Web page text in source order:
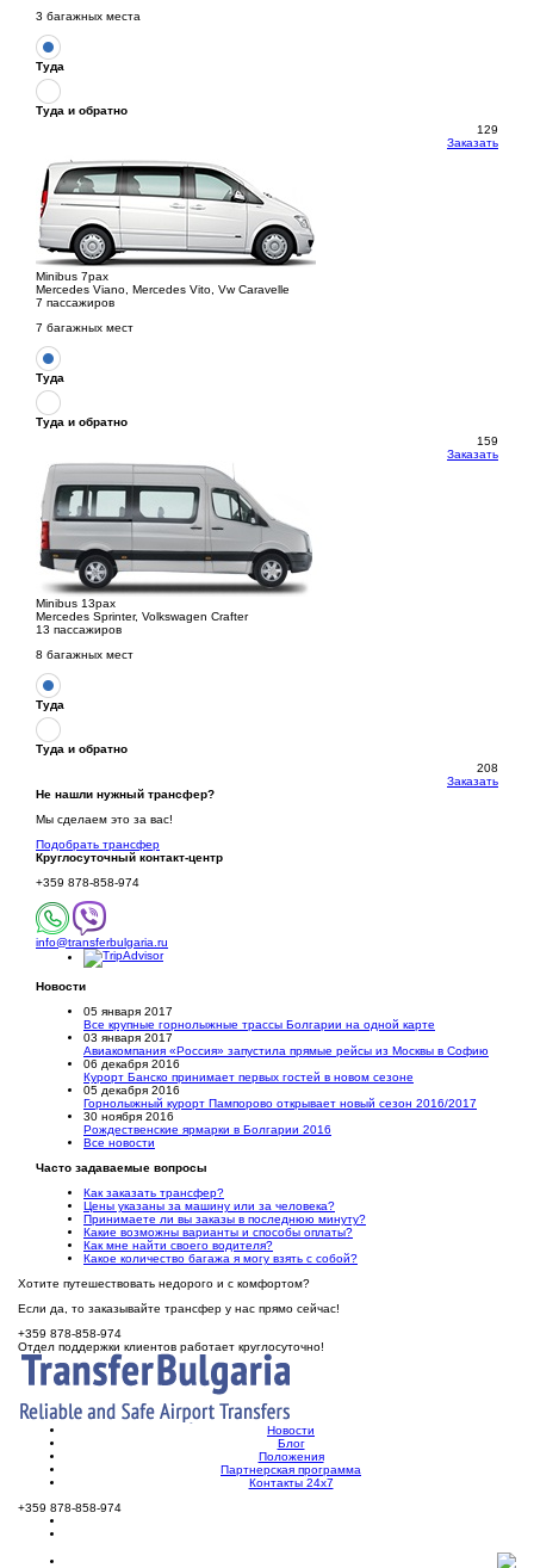
3 багажных места
Туда
Туда и обратно
129
Заказать
Minibus 7pax
Mercedes Viano, Mercedes Vito, Vw Caravelle
7 пассажиров
7 багажных мест
Туда
Туда и обратно
159
Заказать
Minibus 13pax
Mercedes Sprinter, Volkswagen Crafter
13 пассажиров
8 багажных мест
Туда
Туда и обратно
208
Заказать
Не нашли нужный трансфер?
Мы сделаем это за вас!
Подобрать трансфер
Круглосуточный контакт-центр
+359 878-858-974
info@transferbulgaria.ru
Новости
05 января 2017
Все крупные горнолыжные трассы Болгарии на одной карте
03 января 2017
Авиакомпания «Россия» запустила прямые рейсы из Москвы в Софию
06 декабря 2016
Курорт Банско принимает первых гостей в новом сезоне
05 декабря 2016
Горнолыжный курорт Пампорово открывает новый сезон 2016/2017
30 ноября 2016
Рождественские ярмарки в Болгарии 2016
Все новости
Часто задаваемые вопросы
Как заказать трансфер?
Цены указаны за машину или за человека?
Принимаете ли вы заказы в последнюю минуту?
Какие возможны варианты и способы оплаты?
Как мне найти своего водителя?
Какое количество багажа я могу взять с собой?
Хотите путешествовать недорого и с комфортом?
Если да, то заказывайте трансфер у нас прямо сейчас!
+359 878-858-974
Отдел поддержки клиентов работает круглосуточно!
Новости
Блог
Положения
Партнерская программа
Контакты 24х7
+359 878-858-974